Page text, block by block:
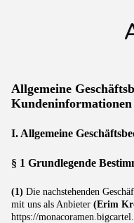
Allgemeine
Kundeninformationen
I. Allgemeine
§ 1 Grundlegende
(1) Die nachstehenden
mit uns als Anbieter (Erim
https://